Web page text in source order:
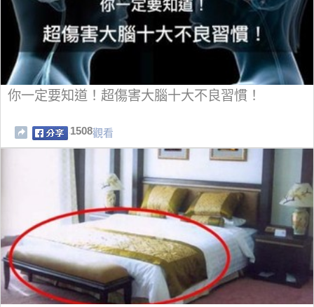
你一定要知道！超傷害大腦十大不良習慣！
1508觀看